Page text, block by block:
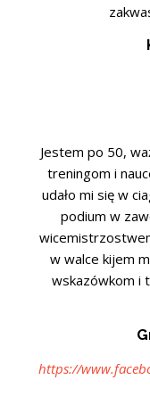
Jestem po 50,
treningom i
udało mi się w
podium w
w walce kijem
wskazówkom i
https://